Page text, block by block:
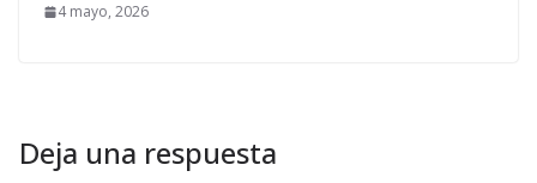
4 mayo, 2026
Deja una respuesta